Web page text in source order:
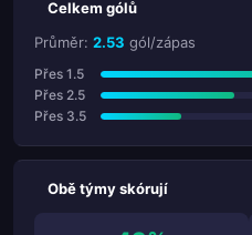
Celkem gólů
Průměr: 2.53 gól/zápas
Přes 1.5
Přes 2.5
Přes 3.5
Obě týmy skórují